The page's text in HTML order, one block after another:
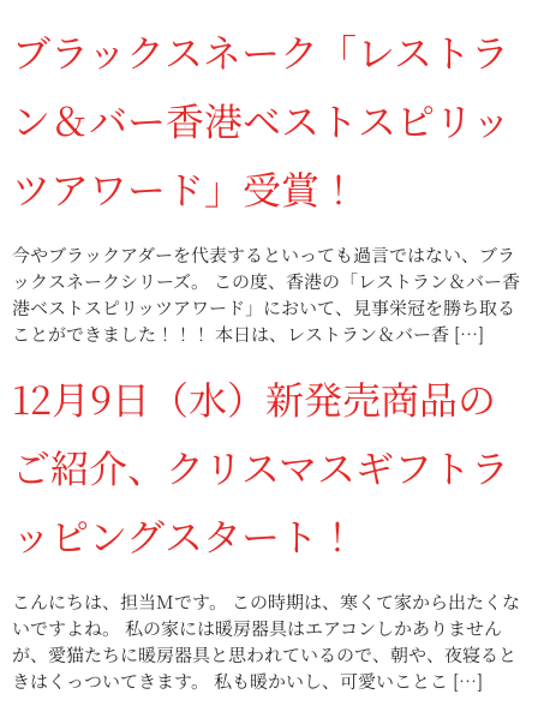
ブラックスネーク「レストラ
ン＆バー香港ベストスピリッ
ツアワード」受賞！
今やブラックアダーを代表するといっても過言ではない、ブラ
ックスネークシリーズ。 この度、香港の「レストラン＆バー香
港ベストスピリッツアワード」において、見事栄冠を勝ち取る
ことができました！！！ 本日は、レストラン＆バー香 […]
12月9日（水）新発売商品の
ご紹介、クリスマスギフトラ
ッピングスタート！
こんにちは、担当Mです。 この時期は、寒くて家から出たくな
いですよね。 私の家には暖房器具はエアコンしかありません
が、愛猫たちに暖房器具と思われているので、朝や、夜寝ると
きはくっついてきます。 私も暖かいし、可愛いことこ […]